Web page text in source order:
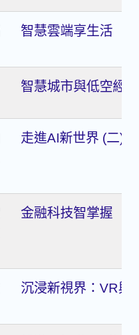
智慧雲端享生活
智慧城市與低空經濟
走進AI新世界 (二) :
金融科技智掌握
沉浸新視界：VR與